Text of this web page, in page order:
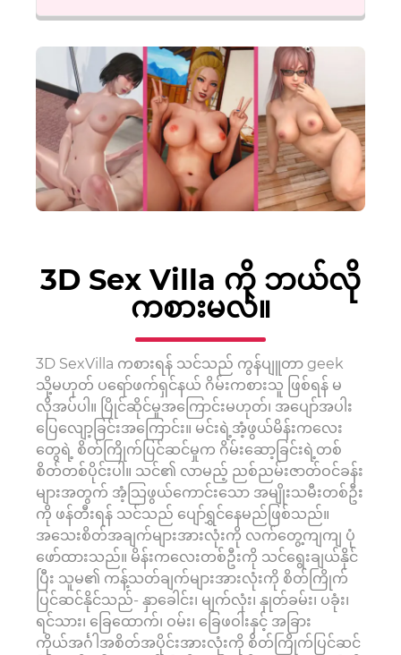
3D Sex Villa ကို ဘယ်လို
ကစားမလဲ။
3D SexVilla ကစားရန် သင်သည် ကွန်ပျူတာ geek
သို့မဟုတ် ပရော်ဖက်ရှင်နယ် ဂိမ်းကစားသူ ဖြစ်ရန် မ
လိုအပ်ပါ။ ပြိုင်ဆိုင်မှုအကြောင်းမဟုတ်၊ အပျော်အပါး
ပြေလျော့ခြင်းအကြောင်း။ မင်းရဲ့အံ့ဖွယ်မိန်းကလေး
တွေရဲ့ စိတ်ကြိုက်ပြင်ဆင်မှုက ဂိမ်းဆော့ခြင်းရဲ့တစ်
စိတ်တစ်ပိုင်းပါ။ သင်၏ လာမည့် ညစ်ညမ်းဇာတ်ဝင်ခန်း
များအတွက် အံ့သြဖွယ်ကောင်းသော အမျိုးသမီးတစ်ဦး
ကို ဖန်တီးရန် သင်သည် ပျော်ရွှင်နေမည်ဖြစ်သည်။
အသေးစိတ်အချက်များအားလုံးကို လက်တွေ့ကျကျ ပုံ
ဖော်ထားသည်။ မိန်းကလေးတစ်ဦးကို သင်ရွေးချယ်နိုင်
ပြီး သူမ၏ ကန့်သတ်ချက်များအားလုံးကို စိတ်ကြိုက်
ပြင်ဆင်နိုင်သည်- နှာခေါင်း၊ မျက်လုံး၊ နှုတ်ခမ်း၊ ပခုံး၊
ရင်သား၊ ခြေထောက်၊ ဝမ်း၊ ခြေဖဝါးနှင့် အခြား
ကိုယ်အင်္ဂါအစိတ်အပိုင်းအားလုံးကို စိတ်ကြိုက်ပြင်ဆင်